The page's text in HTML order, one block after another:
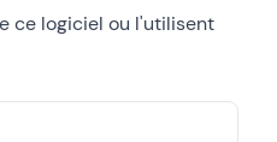
ce logiciel ou l'utilisent